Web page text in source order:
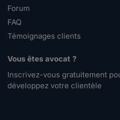
Forum
FAQ
Témoignages clients
Vous êtes avocat ?
Inscrivez-vous gratuitement
développez votre clientèle